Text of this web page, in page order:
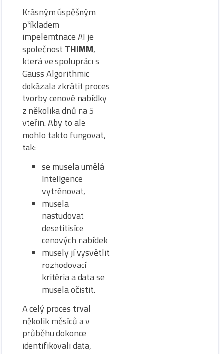
Krásným úspěšným
příkladem
impelemtnace AI je
společnost THIMM,
která ve spolupráci s
Gauss Algorithmic
dokázala zkrátit proces
tvorby cenové nabídky
z několika dnů na 5
vteřin. Aby to ale
mohlo takto fungovat,
tak:
se musela umělá
inteligence
vytrénovat,
musela
nastudovat
desetitisíce
cenových nabídek
musely jí vysvětlit
rozhodovací
kritéria a data se
musela očistit.
A celý proces trval
několik měsíců a v
průběhu dokonce
identifikovali data,